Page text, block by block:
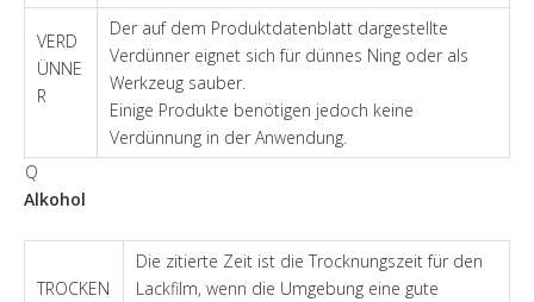
VERD
ÜNNE
R
Der auf dem Produktdatenblatt dargestellte
Verdünner eignet sich für dünnes Ning oder als
Werkzeug sauber.
Einige Produkte benötigen jedoch keine
Verdünnung in der Anwendung.
Q
Alkohol
TROCKEN
Die zitierte Zeit ist die Trocknungszeit für den
Lackfilm, wenn die Umgebung eine gute